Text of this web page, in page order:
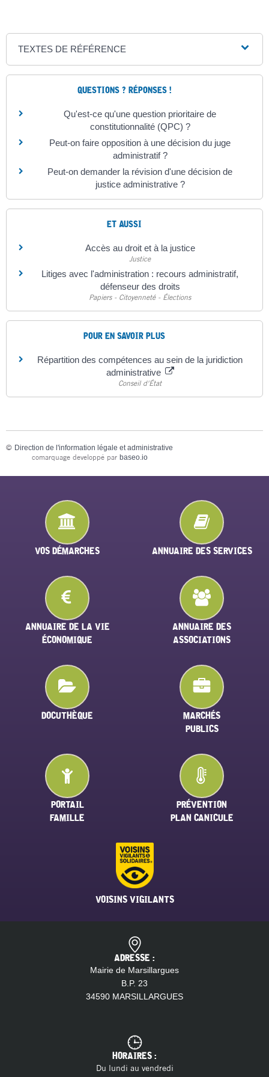
TEXTES DE RÉFÉRENCE
QUESTIONS ? RÉPONSES !
Qu'est-ce qu'une question prioritaire de
constitutionnalité (QPC) ?
Peut-on faire opposition à une décision du juge
administratif ?
Peut-on demander la révision d'une décision de
justice administrative ?
ET AUSSI
Accès au droit et à la justice
Justice
Litiges avec l'administration : recours administratif,
défenseur des droits
Papiers - Citoyenneté - Élections
POUR EN SAVOIR PLUS
Répartition des compétences au sein de la juridiction
administrative
Conseil d'État
© Direction de l'information légale et administrative
comarquage developpé par baseo.io
VOS DÉMARCHES ANNUAIRE DES SERVICES
ANNUAIRE DE LA VIE
ÉCONOMIQUE
ANNUAIRE DES
ASSOCIATIONS
DOCUTHÈQUE
MARCHÉS
PUBLICS
PORTAIL
FAMILLE
PRÉVENTION
PLAN CANICULE
VOISINS VIGILANTS
ADRESSE :
Mairie de Marsillargues
B.P. 23
34590 MARSILLARGUES
HORAIRES :
Du lundi au vendredi